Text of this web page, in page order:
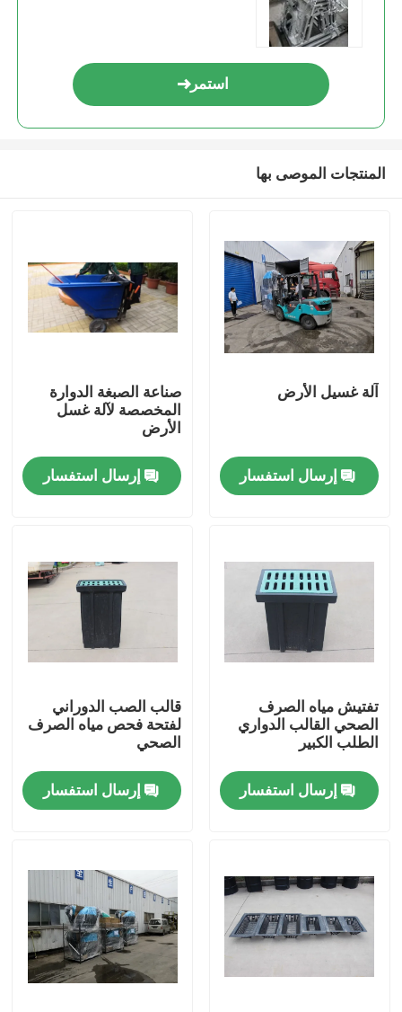
مسكن
أشرطة فيديو
معلومات عنا
جولة في المعمل
مراقبة الجودة
أخبار
اطلب اقتباس
استمر
المنتجات الموصى بها
آلة غسيل الأرض
إرسال استفسار
صناعة الصبغة الدوارة
المخصصة لآلة غسل
الأرض
إرسال استفسار
تفتيش مياه الصرف
الصحي القالب الدواري
الطلب الكبير
إرسال استفسار
قالب الصب الدوراني
لفتحة فحص مياه الصرف
الصحي
إرسال استفسار